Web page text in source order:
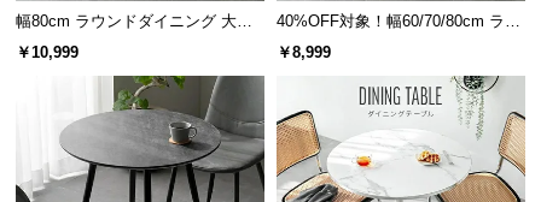
約
つ
幅80cm ラウンドダイニング 大理
石調 丸テーブル 2人掛け
￥10,999
40%OFF対象！幅60/70/80cm ラウ
ンドダイニング 大理石調 丸テーブ
￥8,999